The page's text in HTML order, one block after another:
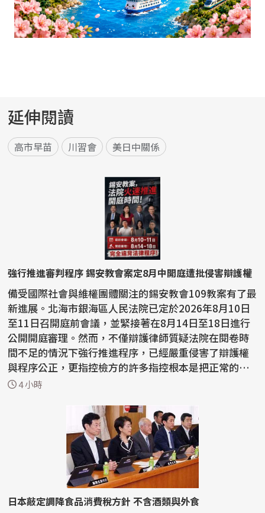
延伸閱讀
高市早苗 川習會 美日中關係
強行推進審判程序 錫安教會案定8月中開庭遭批侵害辯護權
備受國際社會與維權團體關注的錫安教會109教案有了最
新進展。北海市銀海區人民法院已定於2026年8月10日
至11日召開庭前會議，並緊接著在8月14日至18日進行
公開開庭審理。然而，不僅辯護律師質疑法院在閱卷時
間不足的情況下強行推進程序，已經嚴重侵害了辯護權
與程序公正，更指控檢方的許多指控根本是把正常的宗
教活動...
4 小時
日本敲定調降食品消費稅方針 不含酒類與外食